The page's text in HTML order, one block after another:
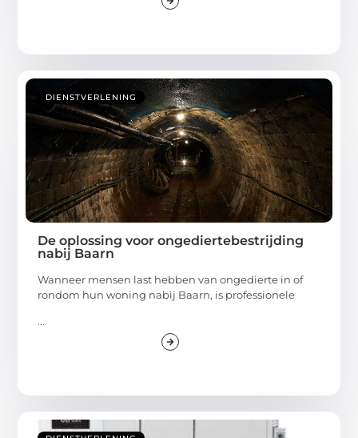
DIENSTVERLENING
De oplossing voor ongediertebestrijding
nabij Baarn
Wanneer mensen last hebben van ongedierte in of
rondom hun woning nabij Baarn, is professionele
...